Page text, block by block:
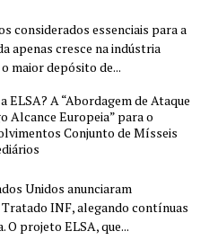
considerados essenciais para a
apenas cresce na indústria
maior depósito de...
a ELSA? A “Abordagem de Ataque
Alcance Europeia” para o
Conjunto de Mísseis
Unidos anunciaram
INF, alegando contínuas
O projeto ELSA, que...